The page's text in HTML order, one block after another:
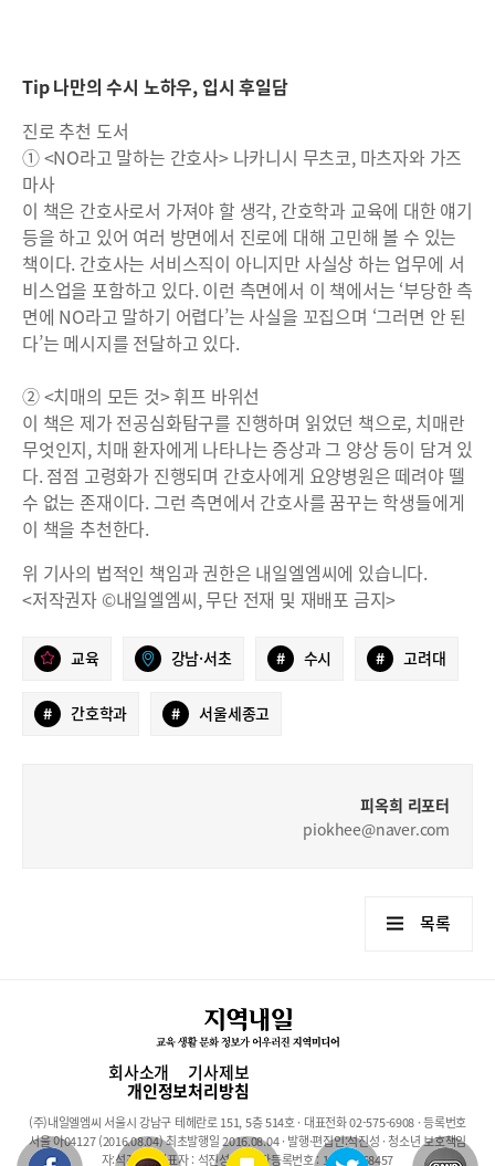
Tip 나만의 수시 노하우, 입시 후일담
진로 추천 도서
① <NO라고 말하는 간호사> 나카니시 무츠코, 마츠자와 가즈
마사
이 책은 간호사로서 가져야 할 생각, 간호학과 교육에 대한 얘기
등을 하고 있어 여러 방면에서 진로에 대해 고민해 볼 수 있는
책이다. 간호사는 서비스직이 아니지만 사실상 하는 업무에 서
비스업을 포함하고 있다. 이런 측면에서 이 책에서는 ‘부당한 측
면에 NO라고 말하기 어렵다’는 사실을 꼬집으며 ‘그러면 안 된
다’는 메시지를 전달하고 있다.
② <치매의 모든 것> 휘프 바위선
이 책은 제가 전공심화탐구를 진행하며 읽었던 책으로, 치매란
무엇인지, 치매 환자에게 나타나는 증상과 그 양상 등이 담겨 있
다. 점점 고령화가 진행되며 간호사에게 요양병원은 떼려야 뗄
수 없는 존재이다. 그런 측면에서 간호사를 꿈꾸는 학생들에게
이 책을 추천한다.
위 기사의 법적인 책임과 권한은 내일엘엠씨에 있습니다.
<저작권자 ©내일엘엠씨, 무단 전재 및 재배포 금지>
교육 강남·서초 # 수시 # 고려대
# 간호학과 # 서울세종고
피옥희 리포터
piokhee@naver.com
목록
회사소개 기사제보
개인정보처리방침
(주)내일엘엠씨 서울시 강남구 테헤란로 151, 5층 514호 · 대표전화 02-575-6908 · 등록번호
서울 아04127 (2016.08.04) 최초발행일 2016.08.04 · 발행·편집인:석진성 · 청소년 보호책임
자:석진성 · 대표자 : 석진성 · 사업자등록번호 : 101-86-68457